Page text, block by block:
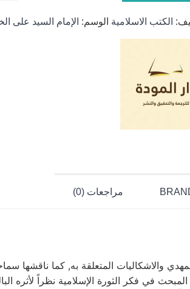
الكتب الاسلامية الوسم: الإمام السيد على
مراجعات (0)
ناقشها
المبحث في فكر الثورة الإسلامية نظراً لأثره